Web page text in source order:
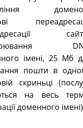
імені, 25 Мб
пошти в
скриньці
на весь
доменного